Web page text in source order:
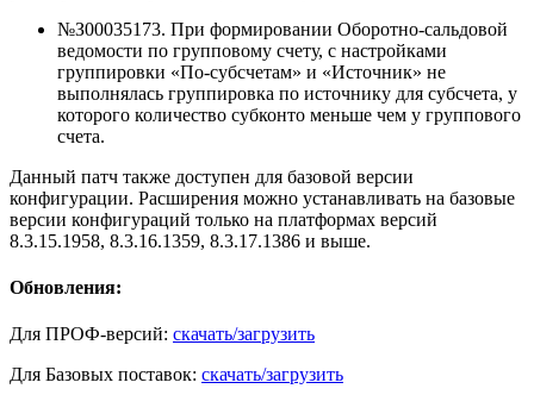
№З00035173. При формировании Оборотно-сальдовой
ведомости по групповому счету, с настройками
группировки «По-субсчетам» и «Источник» не
выполнялась группировка по источнику для субсчета, у
которого количество субконто меньше чем у группового
счета.
Данный патч также доступен для базовой версии
конфигурации. Расширения можно устанавливать на базовые
версии конфигураций только на платформах версий
8.3.15.1958, 8.3.16.1359, 8.3.17.1386 и выше.
Обновления:
Для ПРОФ-версий: скачать/загрузить
Для Базовых поставок: скачать/загрузить